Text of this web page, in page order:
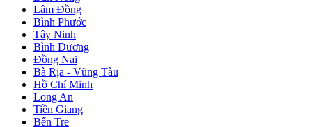
Lâm Đồng
Bình Phước
Tây Ninh
Bình Dương
Đồng Nai
Bà Rịa - Vũng Tàu
Hồ Chí Minh
Long An
Tiền Giang
Bến Tre